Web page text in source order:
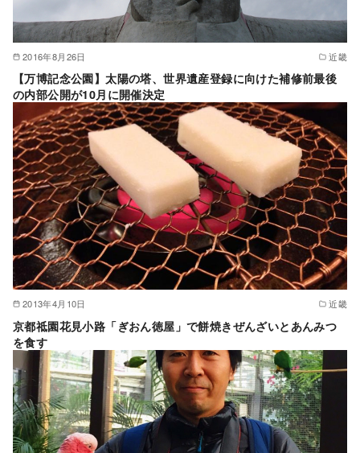
2016年8月26日 近畿
【万博記念公園】太陽の塔、世界遺産登録に向けた補修前最後
の内部公開が10月に開催決定
2013年4月10日 近畿
京都祗園花見小路「ぎおん徳屋」で餅焼きぜんざいとあんみつ
を食す